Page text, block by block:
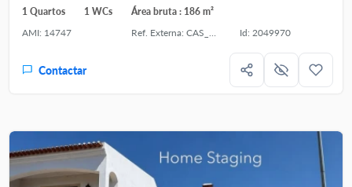
1 Quartos 1 WCs
Área bruta : 186 m²
AMI: 14747
Ref. Externa: CAS_1085 Id: 2049970
Contactar